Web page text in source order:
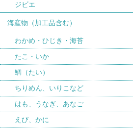
ジビエ
海産物（加工品含む）
わかめ・ひじき・海苔
たこ・いか
鯛（たい）
ちりめん、いりこなど
はも、うなぎ、あなご
えび、かに